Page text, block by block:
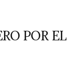
POR EL